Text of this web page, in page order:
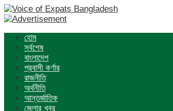
হোম
সর্বশেষ
বাংলাদেশ
প্রবাসী কর্ণার
রাজনীতি
অর্থনীতি
আন্তর্জাতিক
জেলার খবর